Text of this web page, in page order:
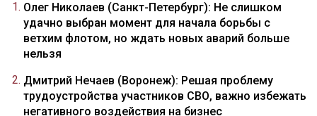
Олег Николаев (Санкт-Петербург): Не слишком
удачно выбран момент для начала борьбы с
ветхим флотом, но ждать новых аварий больше
нельзя
Дмитрий Нечаев (Воронеж): Решая проблему
трудоустройства участников СВО, важно избежать
негативного воздействия на бизнес